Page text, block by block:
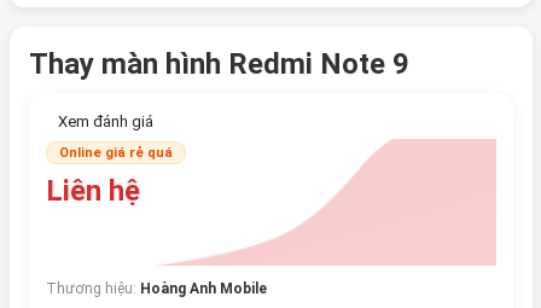
Thay màn hình Redmi Note 9
Xem đánh giá
Online giá rẻ quá
Liên hệ
Thương hiệu: Hoàng Anh Mobile